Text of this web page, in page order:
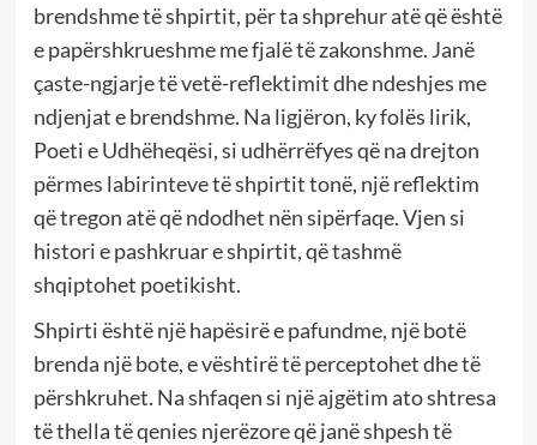
brendshme të shpirtit, për ta shprehur atë që është
e papërshkrueshme me fjalë të zakonshme. Janë
çaste-ngjarje të vetë-reflektimit dhe ndeshjes me
ndjenjat e brendshme. Na ligjëron, ky folës lirik,
Poeti e Udhëheqësi, si udhërrëfyes që na drejton
përmes labirinteve të shpirtit tonë, një reflektim
që tregon atë që ndodhet nën sipërfaqe. Vjen si
histori e pashkruar e shpirtit, që tashmë
shqiptohet poetikisht.
Shpirti është një hapësirë e pafundme, një botë
brenda një bote, e vështirë të perceptohet dhe të
përshkruhet. Na shfaqen si një ajgëtim ato shtresa
të thella të qenies njerëzore që janë shpesh të